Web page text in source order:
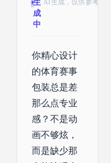
生
成
中
AI生成，仅供参考
你精心设计
的体育赛事
包装总是差
那么点专业
感？不是动
画不够炫，
而是缺少那